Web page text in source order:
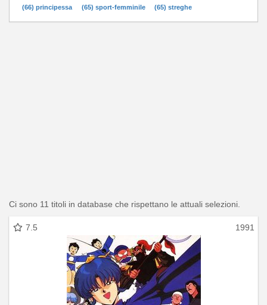
(66) principessa
(65) sport-femminile (65) streghe
Ci sono 11 titoli in database che rispettano le attuali selezioni.
7.5 1991